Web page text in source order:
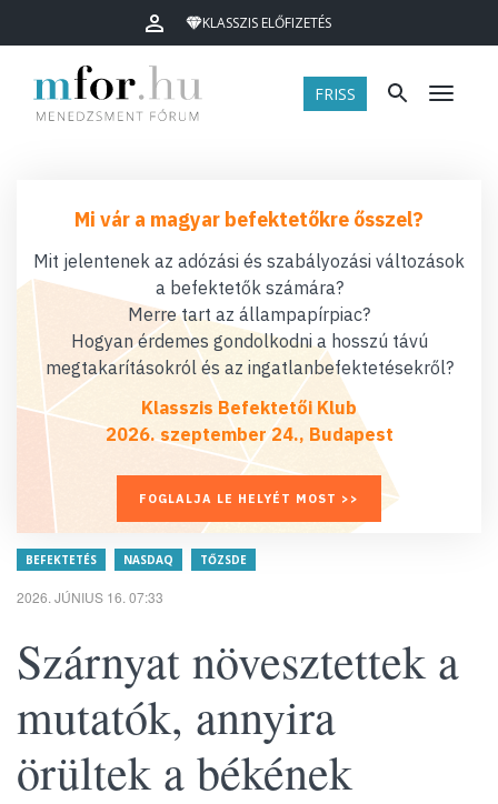
KLASSZIS ELŐFIZETÉS
FRISS Menü
Mi vár a magyar befektetőkre ősszel?
Mit jelentenek az adózási és szabályozási változások
a befektetők számára?
Merre tart az állampapírpiac?
Hogyan érdemes gondolkodni a hosszú távú
megtakarításokról és az ingatlanbefektetésekről?
Klasszis Befektetői Klub
2026. szeptember 24., Budapest
FOGLALJA LE HELYÉT MOST >>
BEFEKTETÉS NASDAQ TŐZSDE
2026. JÚNIUS 16. 07:33
Szárnyat növesztettek a
mutatók, annyira
örültek a békének